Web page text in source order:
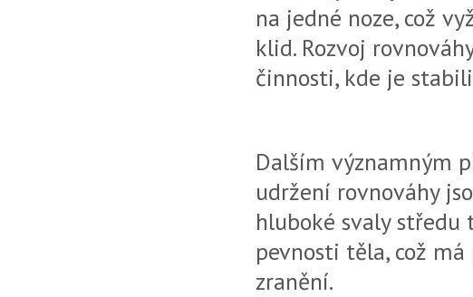
na jedné noze, což
klid. Rozvoj
činnosti, kde je
Dalším významným
udržení rovnováhy
hluboké svaly středu
pevnosti těla, což
zranění.